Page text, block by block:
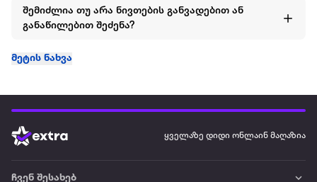
პროდუქტის ძირითადი უპირატესობები:
კრემიანი ლატეს მსუბუქი არომატი – უზრუნველყოფს
ბუნებრივი და ვეგანური ფორმულა – უსაფრთხოა
კანისთვის, ასევე შეიძლება გამოყენებული იყოს
პირისთვის.
ეკონომიური მოხმარება – თითოეული ეროგენული
შემიძლია თუ არა ნივთების განვადებით ან
განაწილებით შეძენა?
მეტის ნახვა
ყველაზე დიდი ონლაინ მაღაზია
ჩვენ შესახებ